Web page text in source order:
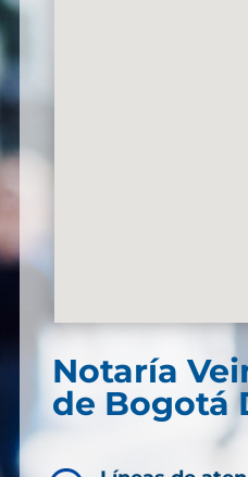
Notaría
de Bogotá